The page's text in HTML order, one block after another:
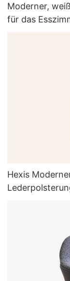
Moderner,
für das
Hexis